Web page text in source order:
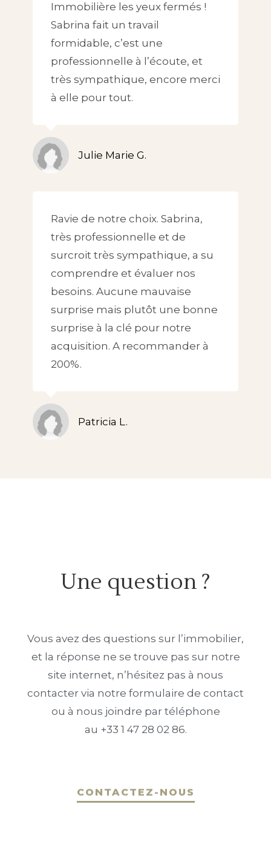
Immobilière les yeux fermés !
Sabrina fait un travail
formidable, c’est une
professionnelle à l’écoute, et
très sympathique, encore merci
à elle pour tout.
Julie Marie G.
Ravie de notre choix. Sabrina,
très professionnelle et de
surcroit très sympathique, a su
comprendre et évaluer nos
besoins. Aucune mauvaise
surprise mais plutôt une bonne
surprise à la clé pour notre
acquisition. A recommander à
200%.
Patricia L.
Une question ?
Vous avez des questions sur l’immobilier,
et la réponse ne se trouve pas sur notre
site internet, n’hésitez pas à nous
contacter via notre formulaire de contact
ou à nous joindre par téléphone
au +33 1 47 28 02 86.
CONTACTEZ-NOUS